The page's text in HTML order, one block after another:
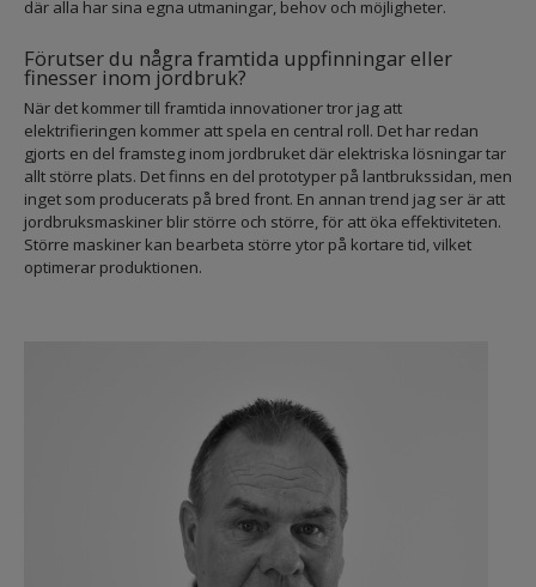
där alla har sina egna utmaningar, behov och möjligheter.
Förutser du några framtida uppfinningar eller
finesser inom jordbruk?
När det kommer till framtida innovationer tror jag att
elektrifieringen kommer att spela en central roll. Det har redan
gjorts en del framsteg inom jordbruket där elektriska lösningar tar
allt större plats. Det finns en del prototyper på lantbrukssidan, men
inget som producerats på bred front. En annan trend jag ser är att
jordbruksmaskiner blir större och större, för att öka effektiviteten.
Större maskiner kan bearbeta större ytor på kortare tid, vilket
optimerar produktionen.